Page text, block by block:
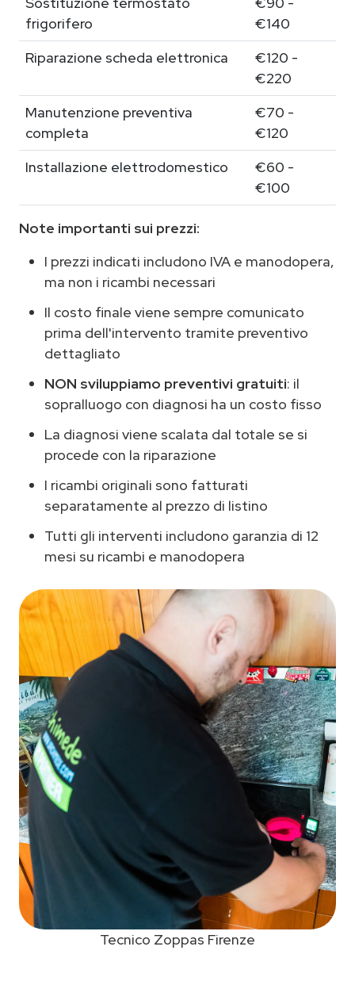
frigorifero
€140
Riparazione scheda elettronica
€120 -
€220
Manutenzione preventiva
completa
€70 -
€120
Installazione elettrodomestico
€60 -
€100
Note importanti sui prezzi:
I prezzi indicati includono IVA e manodopera,
ma non i ricambi necessari
Il costo finale viene sempre comunicato
prima dell'intervento tramite preventivo
dettagliato
NON sviluppiamo preventivi gratuiti: il
sopralluogo con diagnosi ha un costo fisso
La diagnosi viene scalata dal totale se si
procede con la riparazione
I ricambi originali sono fatturati
separatamente al prezzo di listino
Tutti gli interventi includono garanzia di 12
mesi su ricambi e manodopera
Tecnico Zoppas Firenze